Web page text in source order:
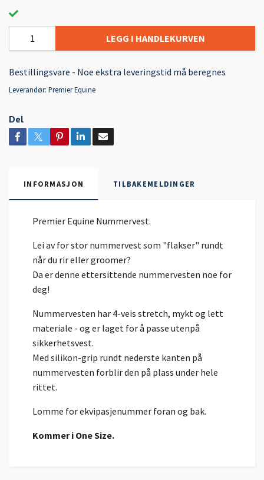
LEGG I HANDLEKURVEN
Bestillingsvare - Noe ekstra leveringstid må beregnes
Leverandør: Premier Equine
Del
INFORMASJON TILBAKEMELDINGER
Premier Equine Nummervest.
Lei av for stor nummervest som "flakser" rundt
når du rir eller groomer?
Da er denne ettersittende nummervesten noe for
deg!
Nummervesten har 4-veis stretch, mykt og lett
materiale - og er laget for å passe utenpå
sikkerhetsvest.
Med silikon-grip rundt nederste kanten på
nummervesten forblir den på plass under hele
rittet.
Lomme for ekvipasjenummer foran og bak.
Kommer i One Size.